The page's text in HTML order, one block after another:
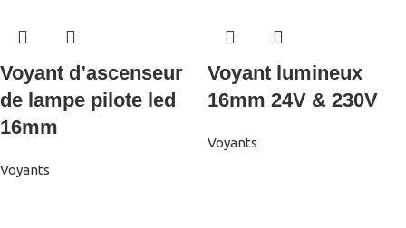
Voyant d’ascenseur
de lampe pilote led
16mm
Voyants
Voyant lumineux
16mm 24V & 230V
Voyants